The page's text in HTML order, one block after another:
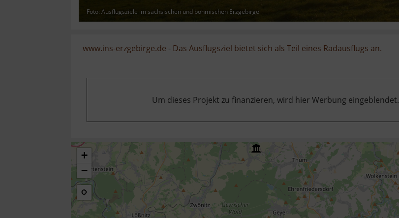
Foto: Ausflugsziele im sächsischen und böhmischen Erzgebirge
www.ins-erzgebirge.de - Das Ausflugsziel bietet sich als Teil eines Radausflugs an.
Um dieses Projekt zu finanzieren, wird hier Werbung eingeblendet.
+
−